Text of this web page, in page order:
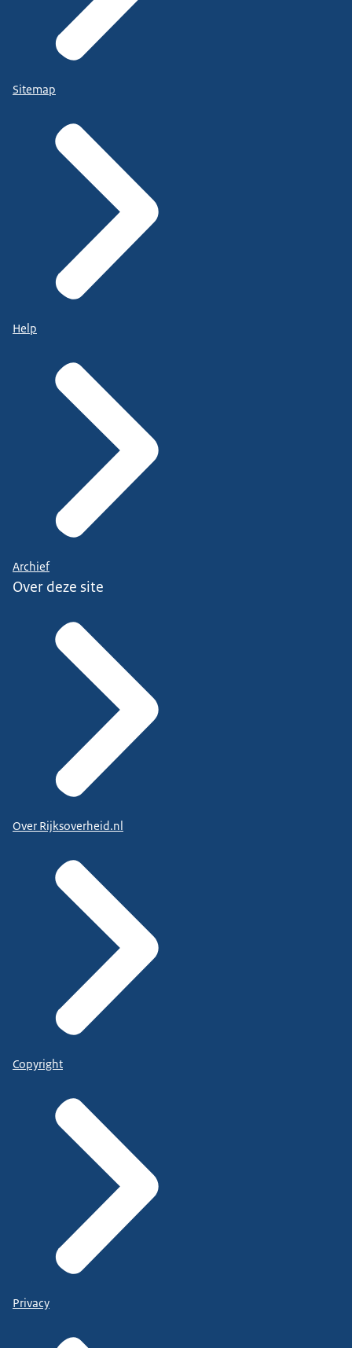
Sitemap
Help
Archief
Over deze site
Over Rijksoverheid.nl
Copyright
Privacy